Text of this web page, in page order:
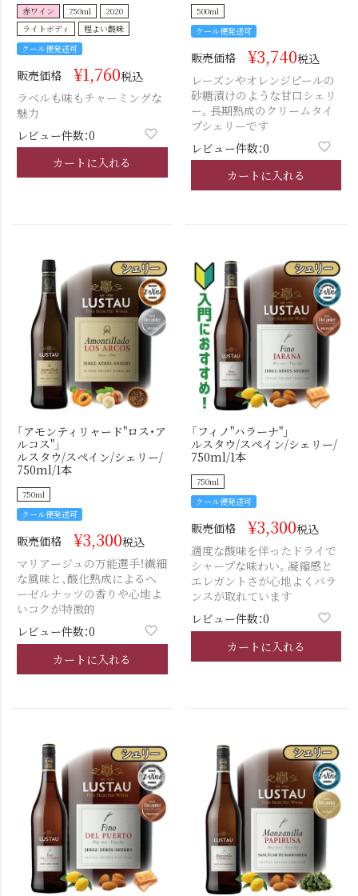
赤ワイン 750ml
2020
ライトボディ
程よい酸味
クール便発送可
販売価格 ¥1,760税込
ラベルも味もチャーミングな
魅力
レビュー件数：0
カートに入れる
500ml
クール便発送可
販売価格 ¥3,740税込
レーズンやオレンジピールの
砂糖漬けのような甘口シェリ
ー。長期熟成のクリームタイ
プシェリーです
レビュー件数：0
カートに入れる
「アモンティリャード"ロス・ア
ルコス"」
ルスタウ/スペイン/シェリー/
750ml/1本
750ml
クール便発送可
販売価格 ¥3,300税込
マリアージュの万能選手！繊細
な風味と、酸化熟成によるヘ
ーゼルナッツの香りや心地よ
いコクが特徴的
レビュー件数：0
カートに入れる
「フィノ"ハラーナ"」
ルスタウ/スペイン/シェリー/
750ml/1本
750ml
クール便発送可
販売価格 ¥3,300税込
適度な酸味を伴ったドライで
シャープな味わい。凝縮感と
エレガントさが心地よくバラ
ンスが取れています
レビュー件数：0
カートに入れる